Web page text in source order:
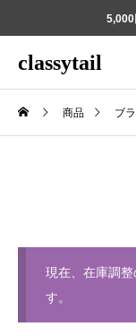
5,000
classytail
商品 ブ
現在、在庫調
す。